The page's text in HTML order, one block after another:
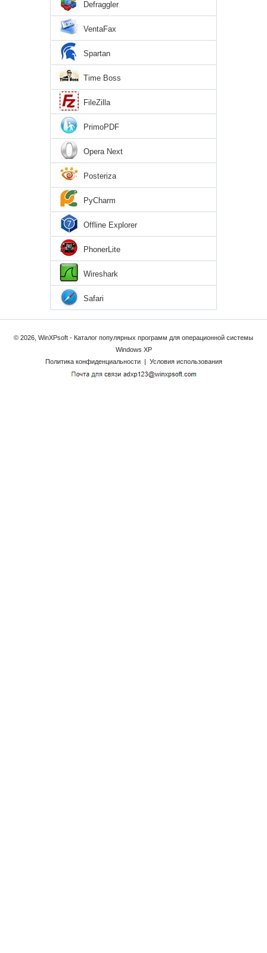
Defraggler
VentaFax
Spartan
Time Boss
FileZilla
PrimoPDF
Opera Next
Posteriza
PyCharm
Offline Explorer
PhonerLite
Wireshark
Safari
© 2026, WinXPsoft - Каталог популярных программ для операционной системы
Windows XP
Политика конфиденциальности
| Условия использования